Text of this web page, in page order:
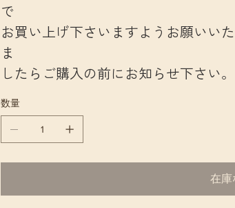
で
お買い上げ下さいますようお願いい
ま
したらご購入の前にお知らせ下さい。
数量
在庫